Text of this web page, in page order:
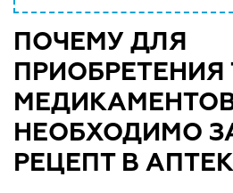
ПОЧЕМУ ДЛЯ
ПРИОБРЕТЕНИЯ
НЕОБХОДИМО
РЕЦЕПТ В